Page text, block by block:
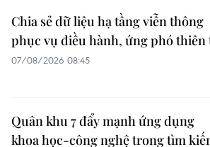
Chia sẻ dữ liệu hạ tầng viễn thông
phục vụ điều hành, ứng phó thiên
07/08/2026 08:45
Quân khu 7 đẩy mạnh ứng dụng
khoa học-công nghệ trong tìm